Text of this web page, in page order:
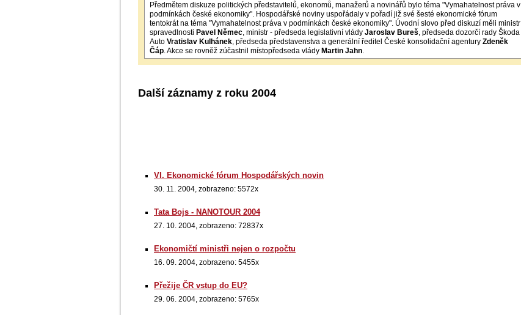
Předmětem diskuze politických představitelů, ekonomů, manažerů a novinářů bylo téma "Vymahatelnost práva v
podmínkách české ekonomiky". Hospodářské noviny uspořádaly v pořadí již své šesté ekonomické fórum
tentokrát na téma "Vymahatelnost práva v podmínkách české ekonomiky". Úvodní slovo před diskuzí měli ministr
spravedlnosti Pavel Němec, ministr - předseda legislativní vlády Jaroslav Bureš, předseda dozorčí rady Škoda
Auto Vratislav Kulhánek, předseda představenstva a generální ředitel České konsolidační agentury Zdeněk
Čáp. Akce se rovněž zúčastnil místopředseda vlády Martin Jahn.
Další záznamy z roku 2004
VI. Ekonomické fórum Hospodářských novin
30. 11. 2004, zobrazeno: 5572x
Tata Bojs - NANOTOUR 2004
27. 10. 2004, zobrazeno: 72837x
Ekonomičtí ministři nejen o rozpočtu
16. 09. 2004, zobrazeno: 5455x
Přežije ČR vstup do EU?
29. 06. 2004, zobrazeno: 5765x